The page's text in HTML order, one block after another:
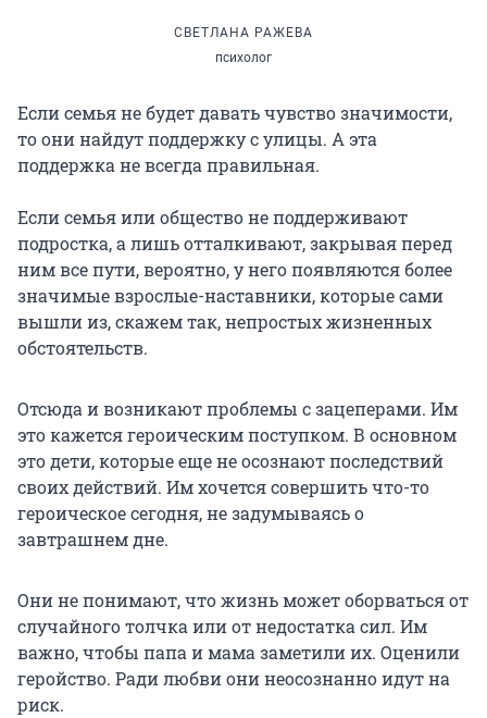
СВЕТЛАНА РАЖЕВА
психолог
Если семья не будет давать чувство значимости,
то они найдут поддержку с улицы. А эта
поддержка не всегда правильная.
Если семья или общество не поддерживают
подростка, а лишь отталкивают, закрывая перед
ним все пути, вероятно, у него появляются более
значимые взрослые-наставники, которые сами
вышли из, скажем так, непростых жизненных
обстоятельств.
Отсюда и возникают проблемы с зацеперами. Им
это кажется героическим поступком. В основном
это дети, которые еще не осознают последствий
своих действий. Им хочется совершить что-то
героическое сегодня, не задумываясь о
завтрашнем дне.
Они не понимают, что жизнь может оборваться от
случайного толчка или от недостатка сил. Им
важно, чтобы папа и мама заметили их. Оценили
геройство. Ради любви они неосознанно идут на
риск.